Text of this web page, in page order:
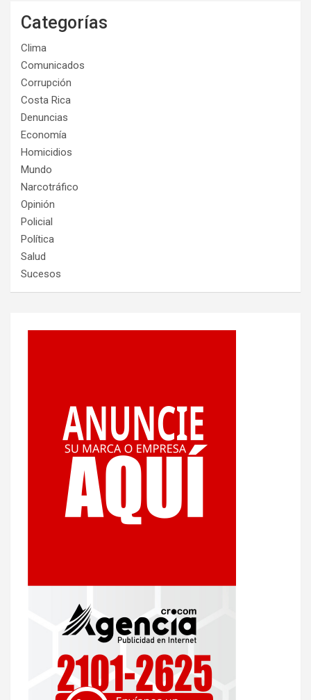
Categorías
Clima
Comunicados
Corrupción
Costa Rica
Denuncias
Economía
Homicidios
Mundo
Narcotráfico
Opinión
Policial
Política
Salud
Sucesos